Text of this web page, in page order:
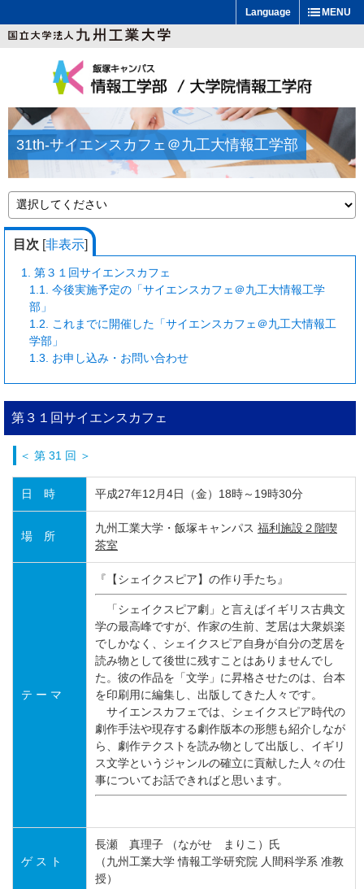
MENU
Language
31th-サイエンスカフェ＠九工大情報工学部
目次 [非表示]
1.
第３１回サイエンスカフェ
1.1.
今後実施予定の「サイエンスカフェ＠九工大情報工学
部」
1.2.
これまでに開催した「サイエンスカフェ＠九工大情報工
学部」
1.3.
お申し込み・お問い合わせ
第３１回サイエンスカフェ
＜ 第 31 回 ＞
日 時 平成27年12月4日（金）18時～19時30分
場 所
九州工業大学・飯塚キャンパス 福利施設２階喫
茶室
テ ー マ
『【シェイクスピア】の作り手たち』
「シェイクスピア劇」と言えばイギリス古典文
学の最高峰ですが、作家の生前、芝居は大衆娯楽
でしかなく、シェイクスピア自身が自分の芝居を
読み物として後世に残すことはありませんでし
た。彼の作品を「文学」に昇格させたのは、台本
を印刷用に編集し、出版してきた人々です。
サイエンスカフェでは、シェイクスピア時代の
劇作手法や現存する劇作版本の形態も紹介しなが
ら、劇作テクストを読み物として出版し、イギリ
ス文学というジャンルの確立に貢献した人々の仕
事についてお話できればと思います。
ゲ ス ト
長瀬 真理子 （ながせ まりこ）氏
（九州工業大学 情報工学研究院 人間科学系 准教
授）